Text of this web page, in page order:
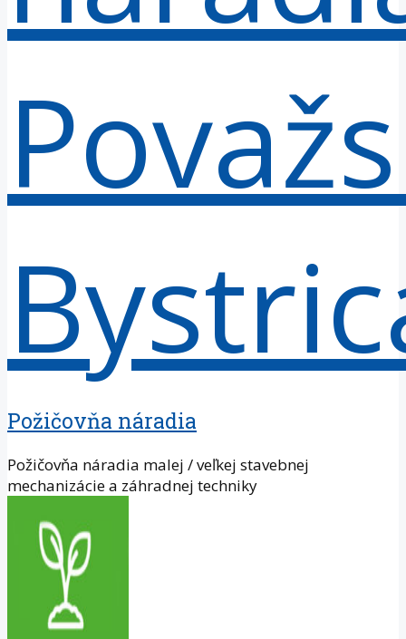
Požičovňa náradia
Požičovňa náradia malej / veľkej stavebnej
mechanizácie a záhradnej techniky